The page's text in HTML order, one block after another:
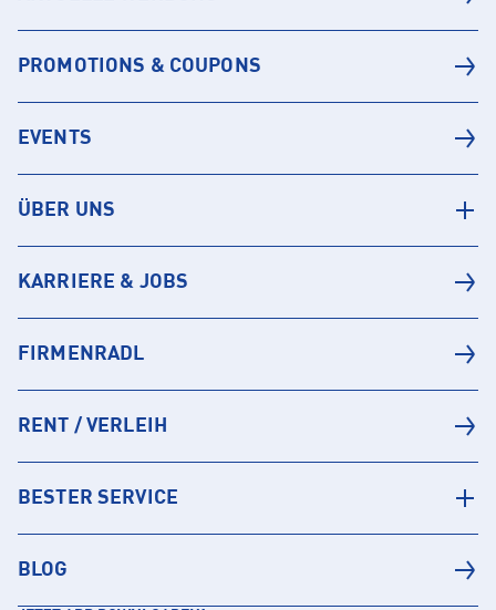
PROMOTIONS & COUPONS
EVENTS
ÜBER UNS
KARRIERE & JOBS
FIRMENRADL
RENT / VERLEIH
BESTER SERVICE
BLOG